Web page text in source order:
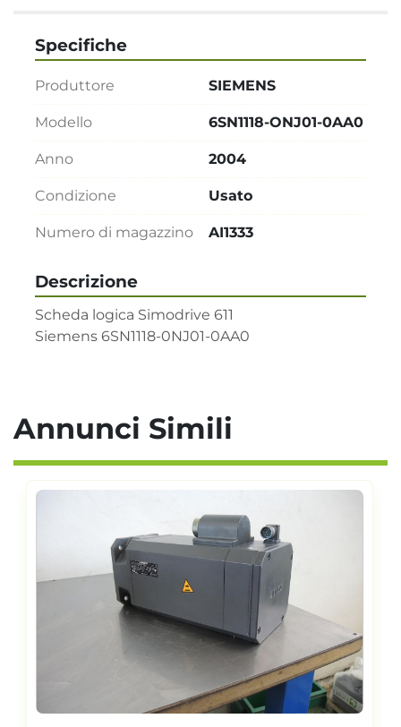
Descrizione
Scheda logica Simodrive 611
Siemens 6SN1118-0NJ01-0AA0
Specifiche
Produttore SIEMENS
Modello 6SN1118-ONJ01-0AA0
Anno 2004
Condizione Usato
Numero di magazzino AI1333
Annunci Simili